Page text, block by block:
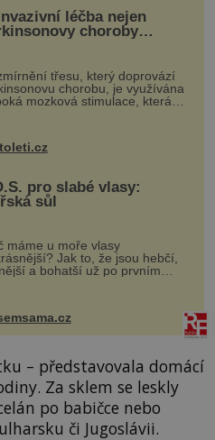
léčba nejen
choroby
třesu, který doprovází
chorobu, je využívána
mozková stimulace, která
vyžaduje vysoce invazivní
Ultrazvuk zase není vhodný
přesnému zacílení ...
pro slabé vlasy:
sůl
máme u moře vlasy
Jak to, že jsou hebčí,
a bohatší už po prvním
...
– představovala domácí
Za sklem se leskly
po babičce nebo
či Jugoslávii.